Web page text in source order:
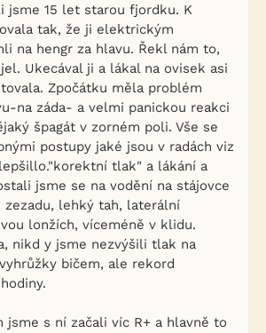
jsme 15 let starou fjordku. K
tak, že ji elektrickým
na hengr za hlavu. Řekl nám to,
Ukecával ji a lákal na ovisek asi
Zpočátku měla problém
na záda- a velmi panickou reakci
špagát v zorném poli. Vše se
postupy jaké jsou v radách viz
tlak" a lákání a
jsme se na vodění na stájovce
zezadu, lehký tah, laterální
lonžích, víceméně v klidu.
nikd y jsme nezvýšili tlak na
bičem, ale rekord
jsme s ní začali víc R+ a hlavně to